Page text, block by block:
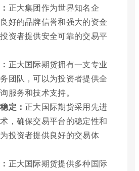
正大集团作为世界知名企
好的品牌信誉和强大的资金
资者提供安全可靠的交易平
正大国际期货拥有一支专业
团队，可以为投资者提供全
服务和技术支持。
定： 正大国际期货采用先进
，确保交易平台的稳定性和
投资者提供良好的交易体
正大国际期货提供多种国际